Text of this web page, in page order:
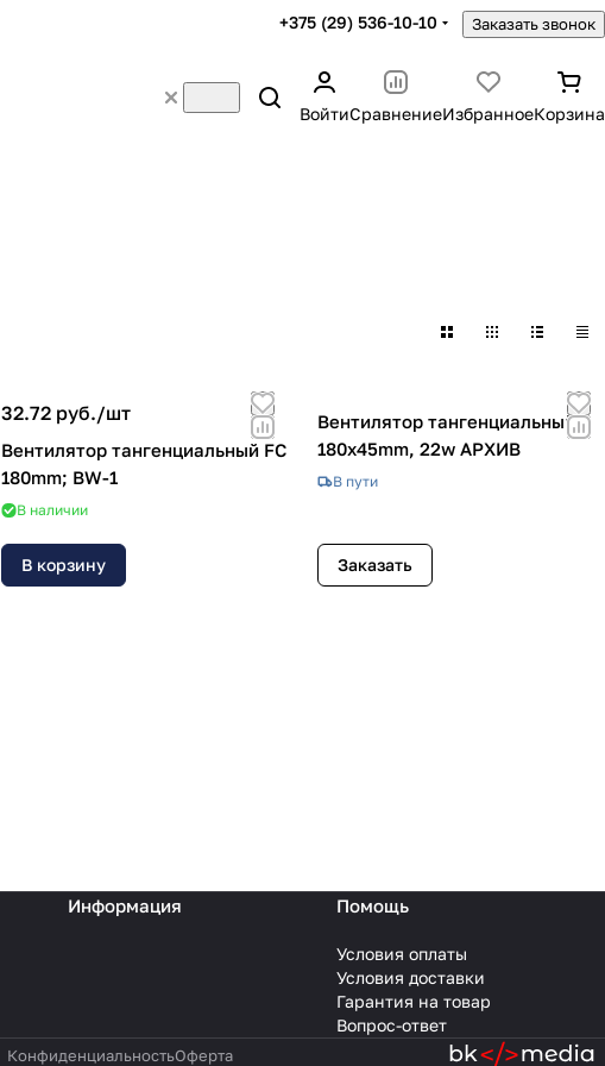
+375 (29) 536-10-10 Заказать звонок
ВойтиСравнениеИзбранноеКорзина
32.72 руб./шт
Вентилятор тангенциальный FC
180mm; BW-1
В наличии
В корзину
Вентилятор тангенциальный
180x45mm, 22w АРХИВ
В пути
Заказать
Информация Помощь
Условия оплаты
Условия доставки
Гарантия на товар
Вопрос-ответ
КонфиденциальностьОферта